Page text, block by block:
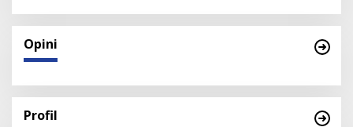
Opini
Profil